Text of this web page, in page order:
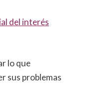
del interés
lo que
sus problemas